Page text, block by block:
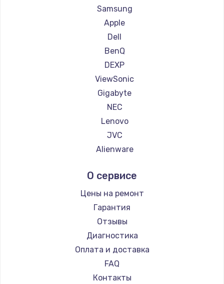
Ремонт мониторов Titan Army
Ремонт мониторов iFFALCON
Ремонт мониторов Dahua
Samsung
Apple
Dell
BenQ
DEXP
ViewSonic
Gigabyte
NEC
Lenovo
JVC
Alienware
Thunderobot
Hisense
АОС
Ardor
Machenike
iru
Titan Army
iFFALCON
О сервисе
Цены на ремонт
Гарантия
Отзывы
Диагностика
Оплата и доставка
FAQ
Контакты